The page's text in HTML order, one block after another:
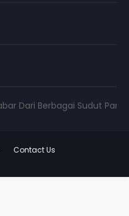
Berbagai Sudut
Contact Us